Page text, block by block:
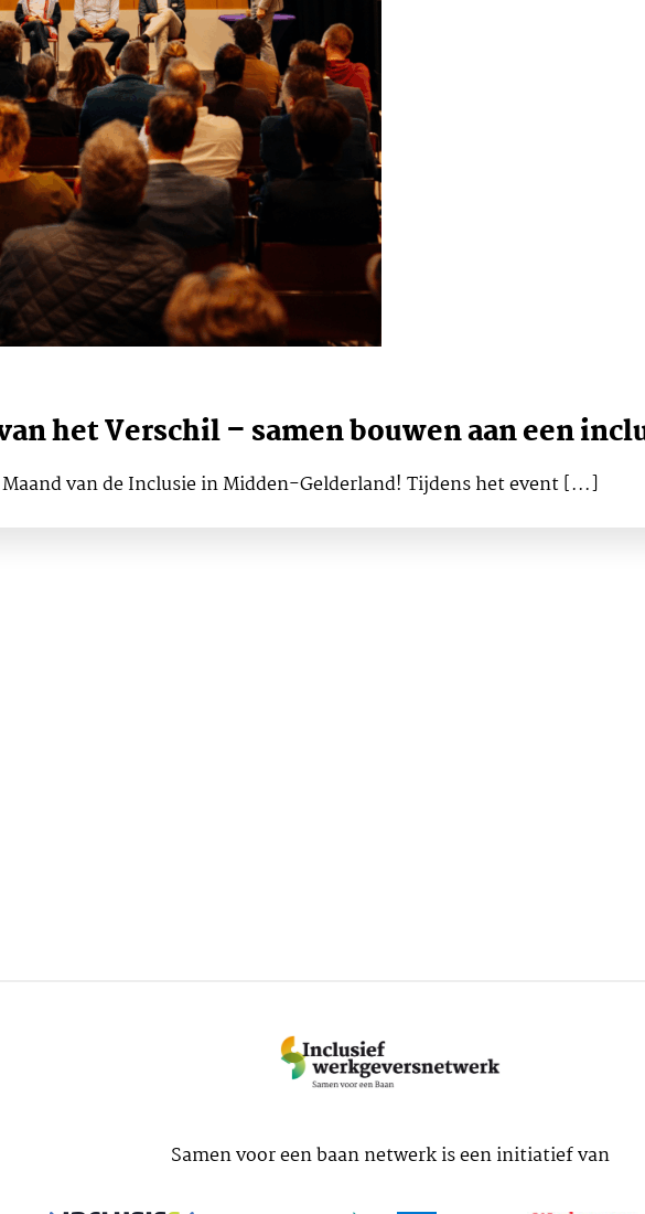
het Verschil – samen bouwen aan een
van de Inclusie in Midden-Gelderland! Tijdens het event [...]
Samen voor een baan netwerk is een initiatief van